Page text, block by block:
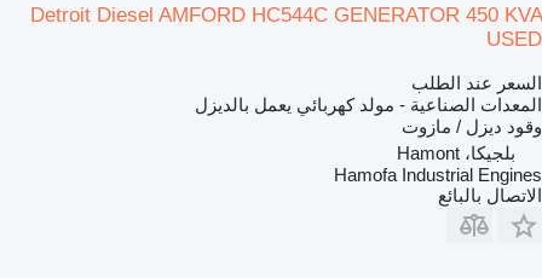
Detroit Diesel AMFORD HC544C GENERATOR 450 KVA
USED
السعر عند الطلب
المعدات الصناعية - مولد كهربائي يعمل بالديزل
وقود ديزل / مازوت
بلجيكا، Hamont
Hamofa Industrial Engines
الاتصال بالبائع